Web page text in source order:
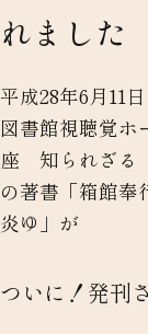
れました
平成28年6月11
図書館視聴覚ホ
座 知られざる
の著書 「箱館
炎ゆ」が
ついに！発刊